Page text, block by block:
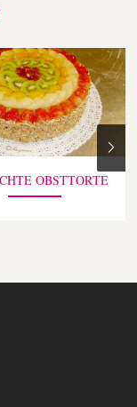
OBSTTORTE